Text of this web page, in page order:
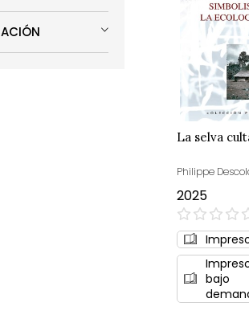
La selva
Philippe
2025
0%
bajo